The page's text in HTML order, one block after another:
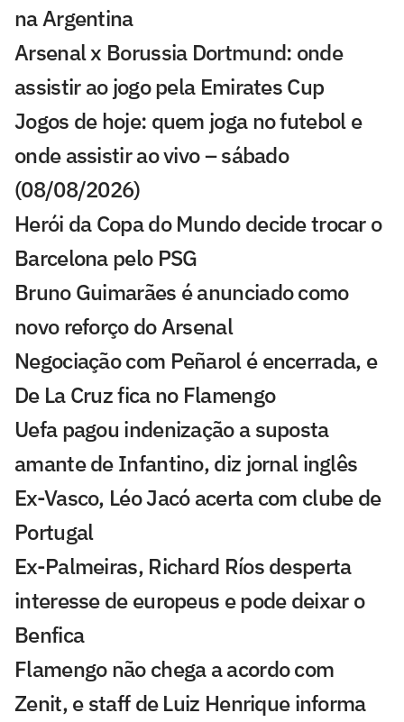
na Argentina
Arsenal x Borussia Dortmund: onde
assistir ao jogo pela Emirates Cup
Jogos de hoje: quem joga no futebol e
onde assistir ao vivo – sábado
(08/08/2026)
Herói da Copa do Mundo decide trocar o
Barcelona pelo PSG
Bruno Guimarães é anunciado como
novo reforço do Arsenal
Negociação com Peñarol é encerrada, e
De La Cruz fica no Flamengo
Uefa pagou indenização a suposta
amante de Infantino, diz jornal inglês
Ex-Vasco, Léo Jacó acerta com clube de
Portugal
Ex-Palmeiras, Richard Ríos desperta
interesse de europeus e pode deixar o
Benfica
Flamengo não chega a acordo com
Zenit, e staff de Luiz Henrique informa